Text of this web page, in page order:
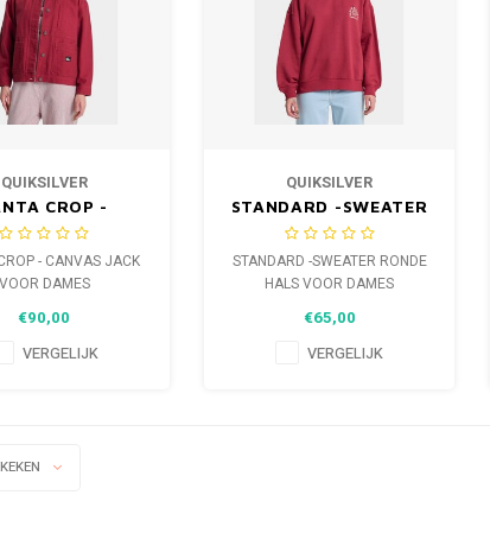
QUIKSILVER
CROP -
JACK VOOR
DAMES
- CANVAS JACK
VOOR DAMES
€90,00
VERGELIJK
QUIKSILVER
STANDARD -SWEATER
RONDE HALS VOOR
DAMES
STANDARD -SWEATER RONDE
HALS VOOR DAMES
€65,00
VERGELIJK